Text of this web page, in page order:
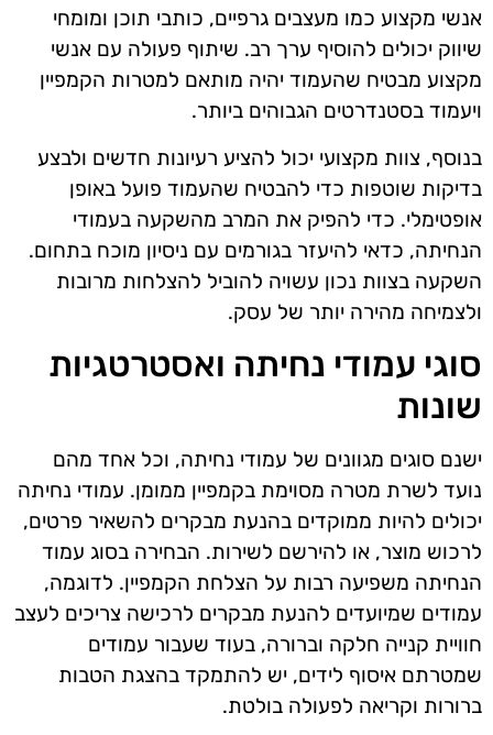
אנשי מקצוע כמו מעצבים גרפיים, כותבי תוכן ומומחי
שיווק יכולים להוסיף ערך רב. שיתוף פעולה עם אנשי
מקצוע מבטיח שהעמוד יהיה מותאם למטרות הקמפיין
ויעמוד בסטנדרטים הגבוהים ביותר.
בנוסף, צוות מקצועי יכול להציע רעיונות חדשים ולבצע
בדיקות שוטפות כדי להבטיח שהעמוד פועל באופן
אופטימלי. כדי להפיק את המרב מהשקעה בעמודי
הנחיתה, כדאי להיעזר בגורמים עם ניסיון מוכח בתחום.
השקעה בצוות נכון עשויה להוביל להצלחות מרובות
ולצמיחה מהירה יותר של עסק.
סוגי עמודי נחיתה ואסטרטגיות
שונות
ישנם סוגים מגוונים של עמודי נחיתה, וכל אחד מהם
נועד לשרת מטרה מסוימת בקמפיין ממומן. עמודי נחיתה
יכולים להיות ממוקדים בהנעת מבקרים להשאיר פרטים,
לרכוש מוצר, או להירשם לשירות. הבחירה בסוג עמוד
הנחיתה משפיעה רבות על הצלחת הקמפיין. לדוגמה,
עמודים שמיועדים להנעת מבקרים לרכישה צריכים לעצב
חוויית קנייה חלקה וברורה, בעוד שעבור עמודים
שמטרתם איסוף לידים, יש להתמקד בהצגת הטבות
ברורות וקריאה לפעולה בולטת.